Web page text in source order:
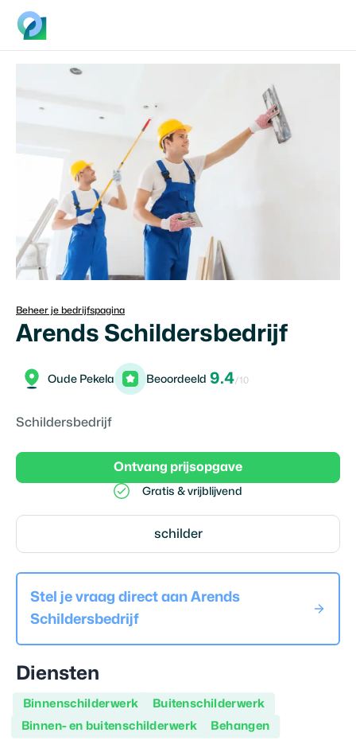
Beheer je bedrijfspagina
Arends Schildersbedrijf
Oude Pekela Beoordeeld 9.4/10
Schildersbedrijf
Ontvang prijsopgave
Gratis & vrijblijvend
schilder
Stel je vraag direct aan Arends
Schildersbedrijf
Diensten
Binnenschilderwerk Buitenschilderwerk
Binnen- en buitenschilderwerk Behangen